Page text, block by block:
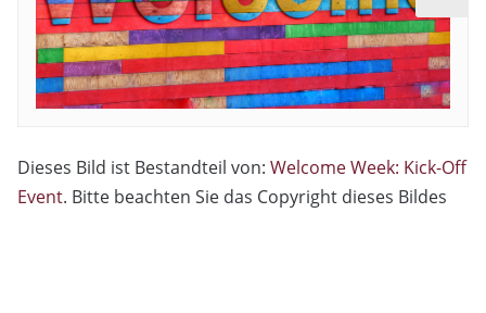
Dieses Bild ist Bestandteil von: Welcome Week: Kick-Off
Event. Bitte beachten Sie das Copyright dieses Bildes